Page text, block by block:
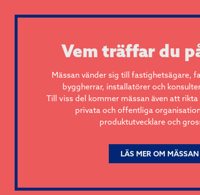
Vem träffar du
Mässan vänder sig till fastighetsägare,
byggherrar, installatörer och
Till viss del kommer mässan även att
privata och offentliga
produktutvecklare och
LÄS MER OM MÄSSAN